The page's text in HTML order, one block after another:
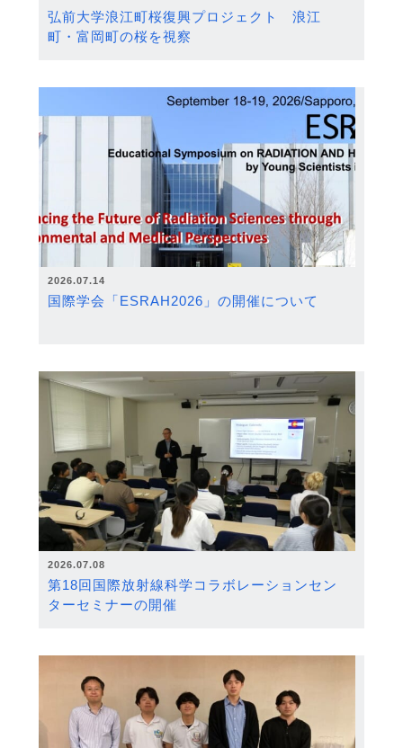
弘前大学浪江町桜復興プロジェクト 浪江
町・富岡町の桜を視察
2026.07.14
国際学会「ESRAH2026」の開催について
2026.07.08
第18回国際放射線科学コラボレーションセン
ターセミナーの開催